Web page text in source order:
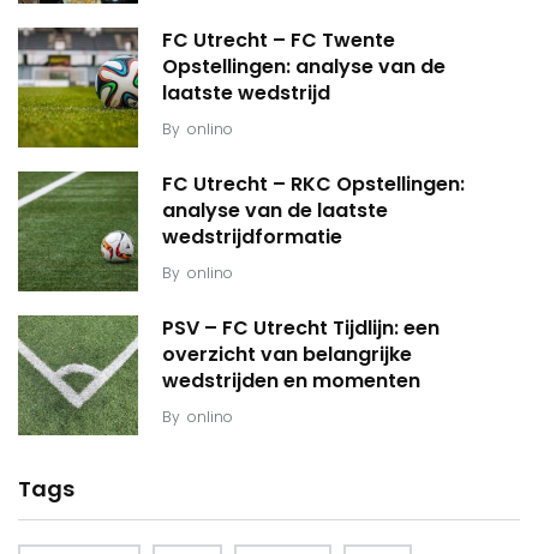
FC Utrecht – FC Twente
Opstellingen: analyse van de
laatste wedstrijd
By onlino
FC Utrecht – RKC Opstellingen:
analyse van de laatste
wedstrijdformatie
By onlino
PSV – FC Utrecht Tijdlijn: een
overzicht van belangrijke
wedstrijden en momenten
By onlino
Tags